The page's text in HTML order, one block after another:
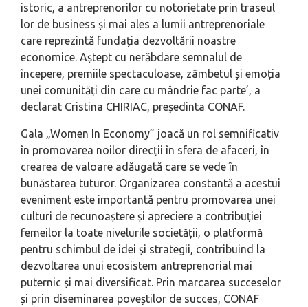
istoric, a antreprenorilor cu notorietate prin traseul
lor de business și mai ales a lumii antreprenoriale
care reprezintă fundația dezvoltării noastre
economice. Aștept cu nerăbdare semnalul de
începere, premiile spectaculoase, zâmbetul și emoția
unei comunități din care cu mândrie fac parte’, a
declarat Cristina CHIRIAC, președinta CONAF.
Gala „Women In Economy” joacă un rol semnificativ
în promovarea noilor direcții în sfera de afaceri, în
crearea de valoare adăugată care se vede în
bunăstarea tuturor. Organizarea constantă a acestui
eveniment este importantă pentru promovarea unei
culturi de recunoaștere și apreciere a contribuției
femeilor la toate nivelurile societății, o platformă
pentru schimbul de idei și strategii, contribuind la
dezvoltarea unui ecosistem antreprenorial mai
puternic și mai diversificat. Prin marcarea succeselor
și prin diseminarea poveștilor de succes, CONAF